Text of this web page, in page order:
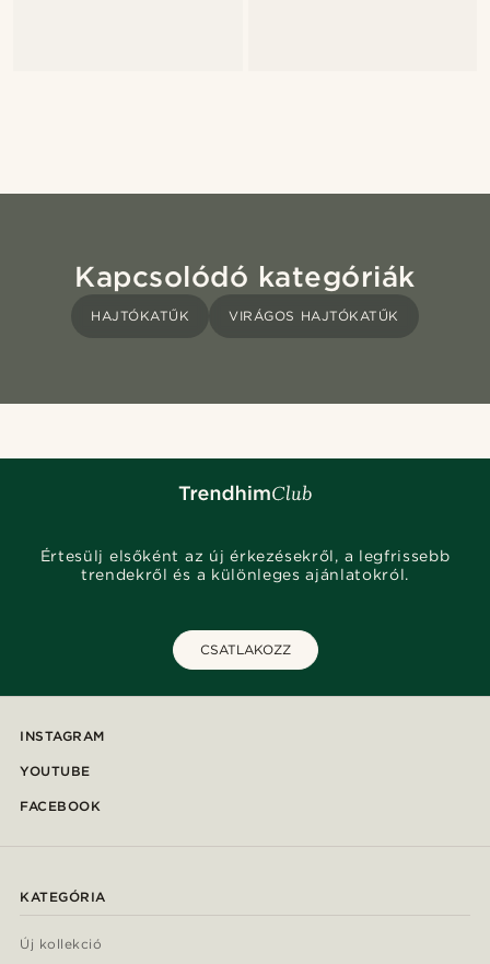
Kapcsolódó kategóriák
HAJTÓKATŰK VIRÁGOS HAJTÓKATŰK
Értesülj elsőként az új érkezésekről, a legfrissebb
trendekről és a különleges ajánlatokról.
CSATLAKOZZ
INSTAGRAM
YOUTUBE
FACEBOOK
KATEGÓRIA
Új kollekció